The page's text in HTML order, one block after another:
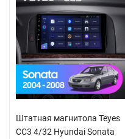
Штатная магнитола Teyes
CC3 4/32 Hyundai Sonata